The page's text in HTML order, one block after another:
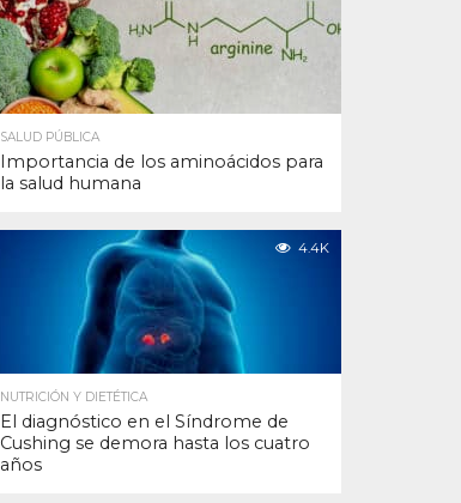
SALUD PÚBLICA
Importancia de los aminoácidos para
la salud humana
4.4K
NUTRICIÓN Y DIETÉTICA
El diagnóstico en el Síndrome de
Cushing se demora hasta los cuatro
años